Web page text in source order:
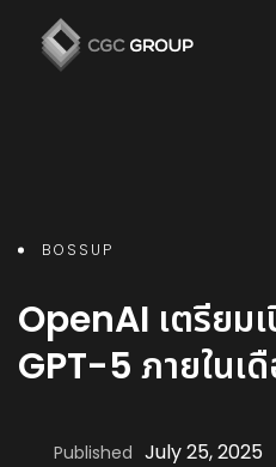
BOSSUP
OpenAI เตรียม
GPT-5 ภายในเ
Published July 25, 2025